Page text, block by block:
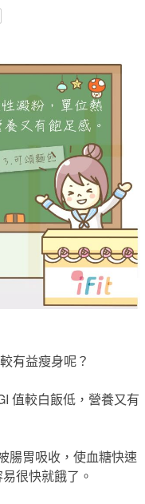
有益瘦身呢？
值較白飯低，營養又有
腸胃吸收，使血糖快速
很快就餓了。